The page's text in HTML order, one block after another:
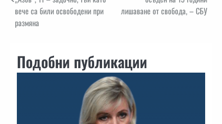
вече са били освободени при
размяна
лишаване от свобода, – СБУ
Подобни публикации